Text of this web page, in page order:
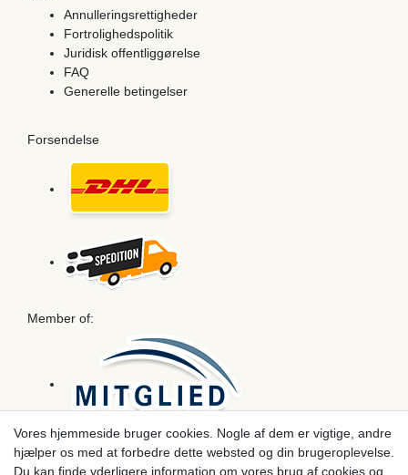
Annulleringsrettigheder
Fortrolighedspolitik
Juridisk offentliggørelse
FAQ
Generelle betingelser
Forsendelse
Member of:
Betaling
Vores hjemmeside bruger cookies. Nogle af dem er vigtige, andre
hjælper os med at forbedre dette websted og din brugeroplevelse.
Du kan finde yderligere information om vores brug af cookies og